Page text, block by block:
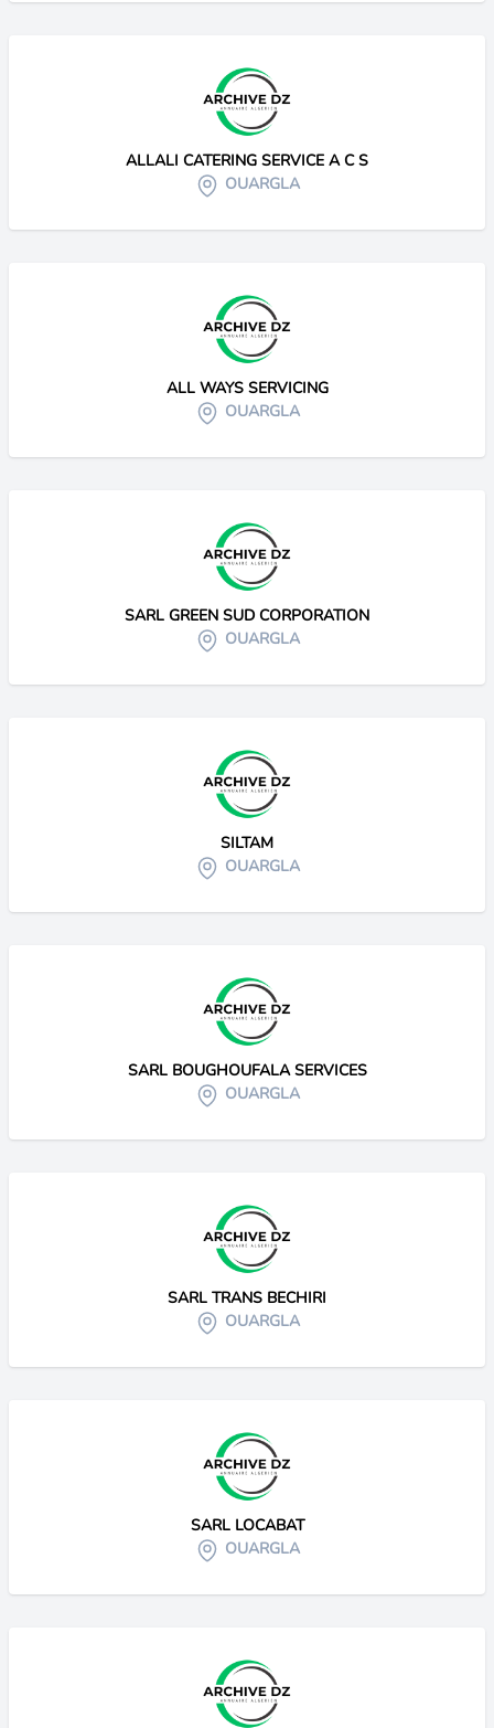
ALLALI CATERING SERVICE A C S
OUARGLA
ALL WAYS SERVICING
OUARGLA
SARL GREEN SUD CORPORATION
OUARGLA
SILTAM
OUARGLA
SARL BOUGHOUFALA SERVICES
OUARGLA
SARL TRANS BECHIRI
OUARGLA
SARL LOCABAT
OUARGLA